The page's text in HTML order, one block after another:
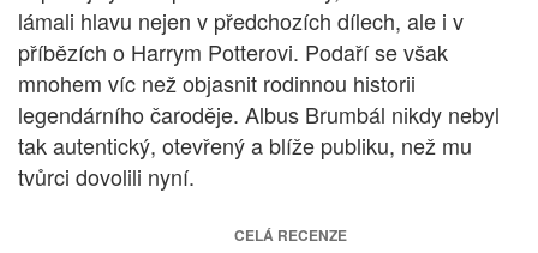
lámali hlavu nejen v předchozích dílech, ale i v
příbězích o Harrym Potterovi. Podaří se však
mnohem víc než objasnit rodinnou historii
legendárního čaroděje. Albus Brumbál nikdy nebyl
tak autentický, otevřený a blíže publiku, než mu
tvůrci dovolili nyní.
CELÁ RECENZE